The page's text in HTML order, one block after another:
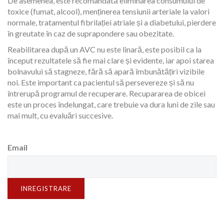
toxice (fumat, alcool), menținerea tensiunii arteriale la valori
normale, tratamentul fibrilației atriale și a diabetului, pierdere
în greutate în caz de suprapondere sau obezitate.
Reabilitarea după un AVC nu este linară, este posibil ca la
început rezultatele să fie mai clare și evidente, iar apoi starea
bolnavului să stagneze, fără să apară îmbunătățiri vizibile
noi. Este important ca pacientul să persevereze și să nu
întrerupă programul de recuperare. Recupararea de obicei
este un proces îndelungat, care trebuie va dura luni de zile sau
mai mult, cu evaluări succesive.
Email
INREGISTRARE